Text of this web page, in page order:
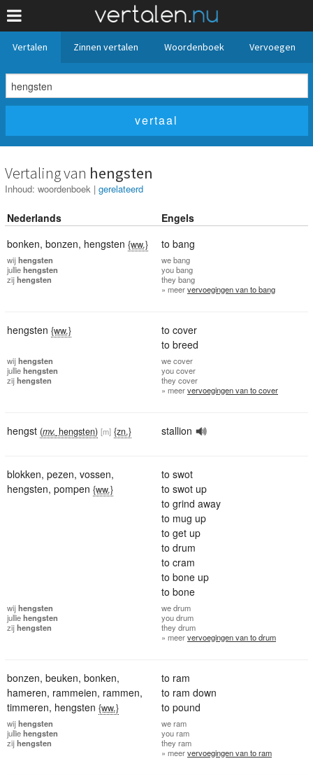
Vertalen Zinnen vertalen Woordenboek Vervoegen
Vertaling van hengsten
Inhoud: woordenboek | gerelateerd
Nederlands
Engels
bonken, bonzen, hengsten {ww.} to bang
wijhengsten
julliehengsten
zijhengsten
webang
youbang
they bang
» meervervoegingen van to bang
hengsten {ww.}
to cover
to breed
wijhengsten
julliehengsten
zijhengsten
wecover
youcover
they cover
» meervervoegingen van to cover
hengst (mv. hengsten) [m] {zn.} stallion
blokken, pezen, vossen,
hengsten, pompen {ww.}
to swot
to swot up
to grind away
to mug up
to get up
to drum
to cram
to bone up
to bone
wijhengsten
julliehengsten
zijhengsten
wedrum
youdrum
they drum
» meervervoegingen van to drum
bonzen, beuken, bonken,
hameren, rammeien, rammen,
timmeren, hengsten {ww.}
to ram
to ram down
to pound
wijhengsten
julliehengsten
zijhengsten
weram
youram
they ram
» meervervoegingen van to ram